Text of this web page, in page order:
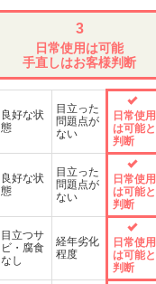
3
日常使用は可能
手直しはお客様判断
良好な状
態
目立った
問題点が
ない
日常使用
は可能と
判断
良好な状
態
目立った
問題点が
ない
日常使用
は可能と
判断
目立つサ
ビ・腐食
なし
経年劣化
程度
日常使用
は可能と
判断